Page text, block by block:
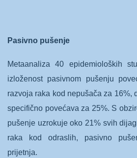
Pasivno pušenje
Metaanaliza 40 epidemioloških
izloženost pasivnom pušenju
razvoja raka kod nepušača za 16%,
specifično povećava za 25%. S
pušenje uzrokuje oko 21% svih
raka kod odraslih, pasivno
prijetnja.